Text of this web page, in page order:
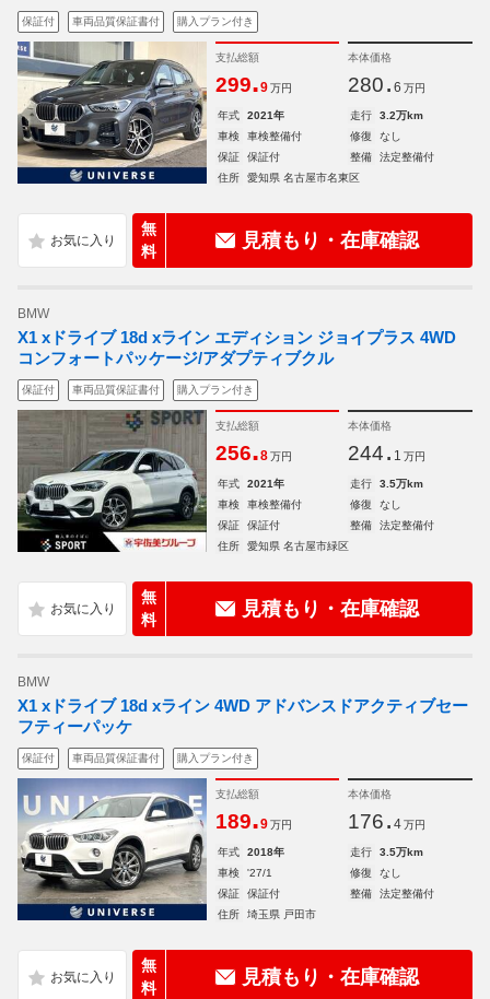
保証付 車両品質保証書付 購入プラン付き
支払総額
299.9 万円
本体価格
280. 6 万円
年式 2021年 走行
3.2万km
車検
車検整備付 修復
なし
保証
保証付 整備
法定整備付
住所
愛知県 名古屋市名東区
無
料
見積もり・在庫確認
BMW
X1 xドライブ 18d xライン エディション ジョイプラス 4WD
コンフォートパッケージ/アダプティブクル
保証付 車両品質保証書付 購入プラン付き
支払総額
256.8 万円
本体価格
244. 1 万円
年式 2021年 走行
3.5万km
車検
車検整備付 修復
なし
保証
保証付 整備
法定整備付
住所
愛知県 名古屋市緑区
無
料
見積もり・在庫確認
BMW
X1 xドライブ 18d xライン 4WD アドバンスドアクティブセー
フティーパッケ
保証付 車両品質保証書付 購入プラン付き
支払総額
189.9 万円
本体価格
176. 4 万円
年式 2018年 走行
3.5万km
車検
'27/1 修復
なし
保証
保証付 整備
法定整備付
住所
埼玉県 戸田市
無
料
見積もり・在庫確認